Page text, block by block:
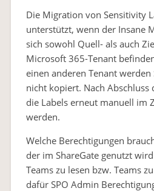
Die Migration von Sensitivity
unterstützt, wenn der Insane
sich sowohl Quell- als auch
Microsoft 365-Tenant
einen anderen Tenant
nicht kopiert. Nach
die Labels erneut manuell im
werden.
Welche Berechtigungen
der im ShareGate genutzt
Teams zu lesen bzw. Teams
dafür SPO Admin